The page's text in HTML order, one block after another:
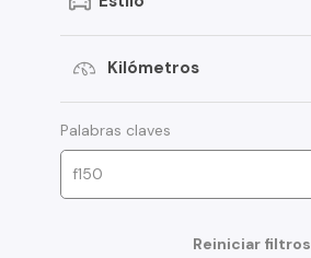
Kilómetros
Palabras claves
Reiniciar filtros